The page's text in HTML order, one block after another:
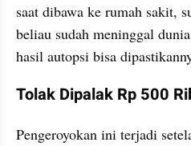
saat dibawa ke rumah sakit,
beliau sudah meninggal
hasil autopsi bisa
Tolak Dipalak Rp 500
Pengeroyokan ini terjadi